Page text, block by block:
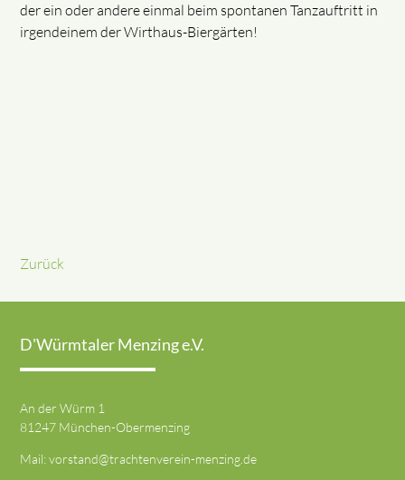
der ein oder andere einmal beim spontanen Tanzauftritt in
irgendeinem der Wirthaus-Biergärten!
Zurück
D'Würmtaler Menzing e.V.
An der Würm 1
81247 München-Obermenzing
Mail:vorstand@trachtenverein-menzing.de